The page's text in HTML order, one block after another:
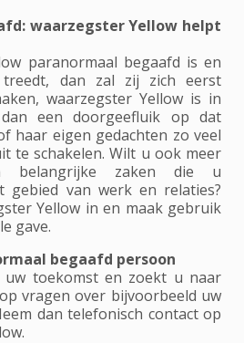
waarzegster Yellow helpt
paranormaal begaafd is en
dan zal zij zich eerst
waarzegster Yellow is in
een doorgeefluik op dat
haar eigen gedachten zo veel
te schakelen. Wilt u ook meer
belangrijke zaken die u
gebied van werk en relaties?
Yellow in en maak gebruik
gave.
begaafd persoon
uw toekomst en zoekt u naar
vragen over bijvoorbeeld uw
dan telefonisch contact op